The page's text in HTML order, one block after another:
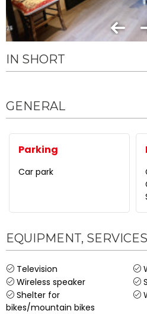
IN SHORT
GENERAL
Parking
Car park
EQUIPMENT, SERVICES
Television
Wireless speaker
Shelter for
bikes/mountain bikes